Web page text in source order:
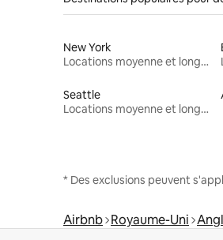
New York
Locations moyenne et longue durée
Seattle
Locations moyenne et longue durée
* Des exclusions peuvent
Airbnb Royaume-Uni